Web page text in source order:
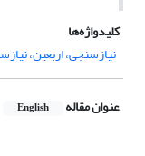
کلیدواژه‌ها
نیازسنجی، اربعین،
عنوان مقاله English